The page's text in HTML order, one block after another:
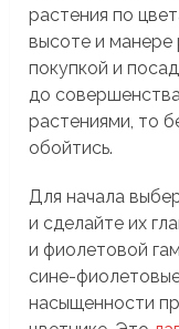
растения по
высоте и манере
покупкой и
до
растениями, то
обойтись.
Для начала
и сделайте их
и фиолетовой
сине-
насыщенности